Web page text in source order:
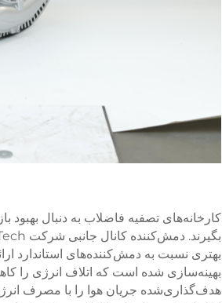
کارخانه‌های تصفیه فاضلاب به دنبال بهبود
بهتری نسبت به دمش‌کننده‌های استاندارد
بهینه‌سازی شده است که اتلاف انرژی را